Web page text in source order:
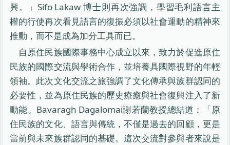
興。」Sifo Lakaw 博士則再次強調，學習毛利語言主
權的行使再次看見語言的復振必須以社會運動的精神來
推動，而不是成為加分工具而已。
自原住民族國際事務中心成立以來，致力於促進原住
民族的國際交流與學術合作，並培養具國際視野的年輕
領袖。此次文化交流之旅強調了文化傳承與族群認同的
必要性，並為原住民族的歷史療癒與社會復興注入了新
動能。Bavaragh Dagalomai謝若蘭教授總結道：「原
住民族的文化、語言與傳統，不僅是過去的回顧，更是
當前與未來族群認同的基礎。這次交流對參與者來說是